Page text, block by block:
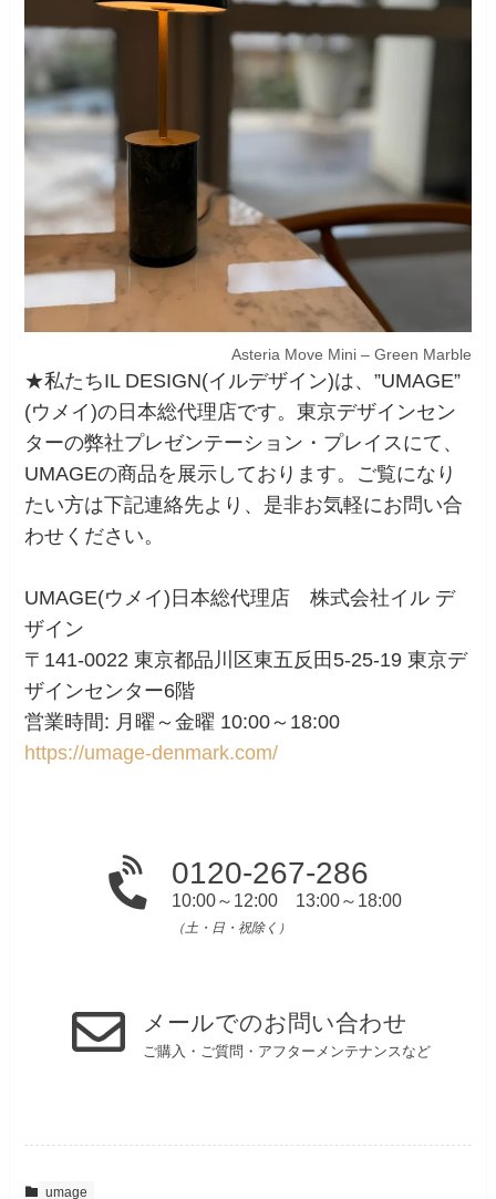
Asteria Move Mini – Green Marble
★私たちIL DESIGN(イルデザイン)は、”UMAGE”
(ウメイ)の日本総代理店です。東京デザインセン
ターの弊社プレゼンテーション・プレイスにて、
UMAGEの商品を展示しております。ご覧になり
たい方は下記連絡先より、是非お気軽にお問い合
わせください。
UMAGE(ウメイ)日本総代理店 株式会社イル デ
ザイン
〒141-0022 東京都品川区東五反田5-25-19 東京デ
ザインセンター6階
営業時間: 月曜～金曜 10:00～18:00
https://umage-denmark.com/
0120-267-286
10:00～12:00 13:00～18:00
（土・日・祝除く）
メールでのお問い合わせ
ご購入・ご質問・アフターメンテナンスなど
umage